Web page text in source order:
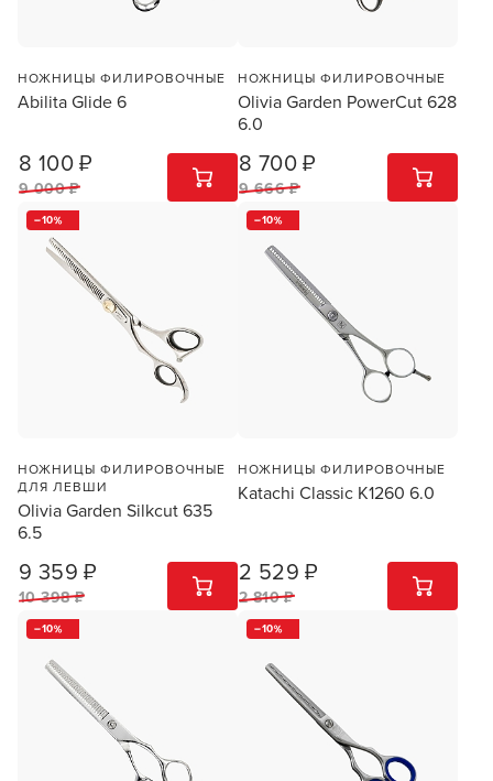
НОЖНИЦЫ ФИЛИРОВОЧНЫЕ
Abilita Glide 6
8 100 ₽
9 000 ₽
1 ШТ
НОЖНИЦЫ ФИЛИРОВОЧНЫЕ
Olivia Garden PowerCut 628
6.0
8 700 ₽
9 666 ₽
1 ШТ
10
НОЖНИЦЫ ФИЛИРОВОЧНЫЕ
ДЛЯ ЛЕВШИ
Olivia Garden Silkcut 635
6.5
9 359 ₽
10 398 ₽
1 ШТ
10
НОЖНИЦЫ ФИЛИРОВОЧНЫЕ
Katachi Classic K1260 6.0
2 529 ₽
2 810 ₽
1 ШТ
10 10
Заяц–робот
В новом приложении RedHare Market для Android
ПРОДОЛЖУ ЗДЕСЬ